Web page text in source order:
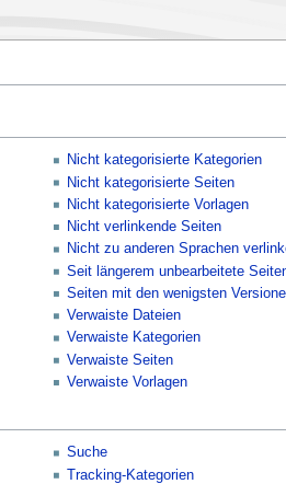
Nicht kategorisierte Kategorien
Nicht kategorisierte Seiten
Nicht kategorisierte Vorlagen
Nicht verlinkende Seiten
Nicht zu anderen Sprachen
Seit längerem unbearbeitete
Seiten mit den wenigsten
Verwaiste Dateien
Verwaiste Kategorien
Verwaiste Seiten
Verwaiste Vorlagen
Suche
Tracking-Kategorien